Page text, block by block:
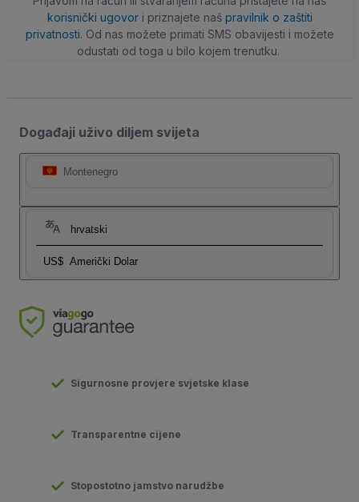
korisnički ugovori priznajete naš pravilnik o zaštiti
privatnosti. Od nas možete primati SMS obavijesti i možete
odustati od toga u bilo kojem trenutku.
Događaji uživo diljem svijeta
Montenegro
hrvatski
US$ Američki Dolar
Sigurnosne provjere svjetske klase
Transparentne cijene
Stopostotno jamstvo narudžbe